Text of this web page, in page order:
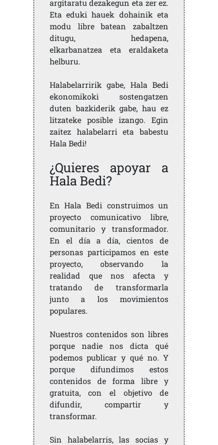
argitaratu dezakegun eta zer ez.
Eta eduki hauek dohainik eta
modu libre batean zabaltzen
ditugu, hedapena,
elkarbanatzea eta eraldaketa
helburu.
Halabelarririk gabe, Hala Bedi
ekonomikoki sostengatzen
duten bazkiderik gabe, hau ez
litzateke posible izango. Egin
zaitez halabelarri eta babestu
Hala Bedi!
¿Quieres apoyar a
Hala Bedi?
En Hala Bedi construimos un
proyecto comunicativo libre,
comunitario y transformador.
En el día a día, cientos de
personas participamos en este
proyecto, observando la
realidad que nos afecta y
tratando de transformarla
junto a los movimientos
populares.
Nuestros contenidos son libres
porque nadie nos dicta qué
podemos publicar y qué no. Y
porque difundimos estos
contenidos de forma libre y
gratuita, con el objetivo de
difundir, compartir y
transformar.
Sin halabelarris, las socias y